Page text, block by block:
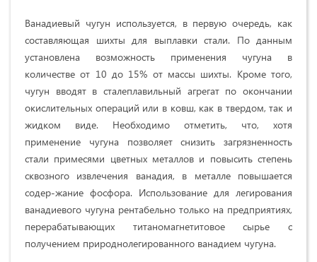
Ванадиевый чугун используется, в первую очередь, как
составляющая шихты для выплавки стали. По данным
установлена возможность применения чугуна в
количестве от 10 до 15% от массы шихты. Кроме того,
чугун вводят в сталеплавильный агрегат по окончании
окислитель­ных операций или в ковш, как в твердом, так и
жидком виде. Не­обходимо отметить, что, хотя
применение чугуна позволяет снизить загрязнен­ность
стали примесями цветных металлов и повысить степень
сквозного извле­чения ванадия, в металле повышается
содер-жание фосфора. Использование для легирования
ванадиевого чугуна рентабельно только на предприятиях,
перерабатывающих титаномагнетитовое сырье с
получением природнолегированного ванадием чугуна.